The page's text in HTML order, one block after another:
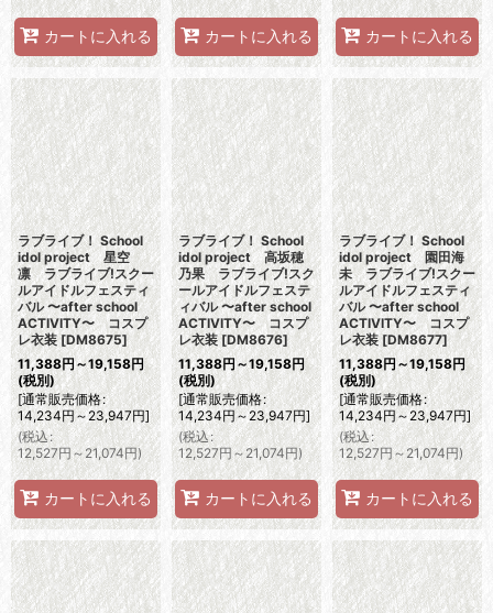
カートに入れる カートに入れる カートに入れる
ラブライブ！ School
idol project 星空
凛 ラブライブ!スクー
ルアイドルフェスティ
バル 〜after school
ACTIVITY〜 コスプ
レ衣装 [DM8675]
11,388円～19,158円
(税別)
[通常販売価格:
14,234円～23,947円]
(税込:
12,527円～21,074円)
カートに入れる
ラブライブ！ School
idol project 高坂穂
乃果 ラブライブ!スク
ールアイドルフェステ
ィバル 〜after school
ACTIVITY〜 コスプ
レ衣装 [DM8676]
11,388円～19,158円
(税別)
[通常販売価格:
14,234円～23,947円]
(税込:
12,527円～21,074円)
カートに入れる
ラブライブ！ School
idol project 園田海
未 ラブライブ!スクー
ルアイドルフェスティ
バル 〜after school
ACTIVITY〜 コスプ
レ衣装 [DM8677]
11,388円～19,158円
(税別)
[通常販売価格:
14,234円～23,947円]
(税込:
12,527円～21,074円)
カートに入れる